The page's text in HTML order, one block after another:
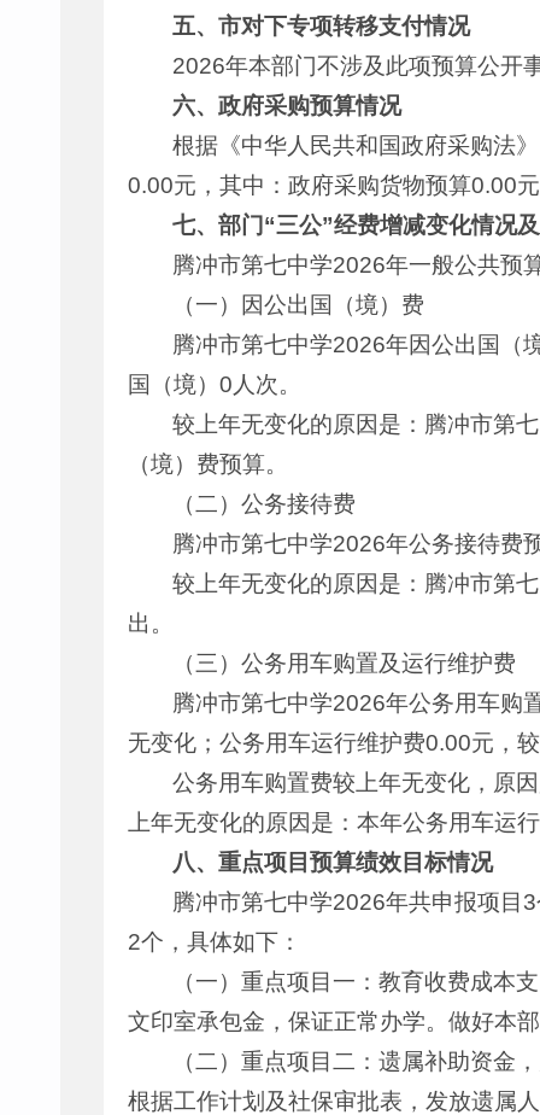
五、市对下专项转移支付情况
2026年本部门不涉及此项预算公开
六、政府采购预算情况
根据《中华人民共和国政府采购法
0.00元，其中：政府采购货物预算0.00
七、部门“三公”经费增减变化情况
腾冲市第七中学2026年一般公共预
（一）因公出国（境）费
腾冲市第七中学2026年因公出国（
国（境）0人次。
较上年无变化的原因是：腾冲市第
（境）费预算。
（二）公务接待费
腾冲市第七中学2026年公务接待费
较上年无变化的原因是：腾冲市第
出。
（三）公务用车购置及运行维护费
腾冲市第七中学2026年公务用车购
无变化；公务用车运行维护费0.00元，
公务用车购置费较上年无变化，原
上年无变化的原因是：本年公务用车运
八、重点项目预算绩效目标情况
腾冲市第七中学2026年共申报项目
2个，具体如下：
（一）重点项目一：教育收费成本
文印室承包金，保证正常办学。做好本
（二）重点项目二：遗属补助资金
根据工作计划及社保审批表，发放遗属